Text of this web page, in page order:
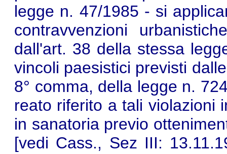
legge n. 47/1985 - si
contravvenzioni
dall'art. 38 della stessa
vincoli paesistici previsti
8° comma, della legge n.
reato riferito a tali violazioni
in sanatoria previo
[vedi Cass., Sez III: